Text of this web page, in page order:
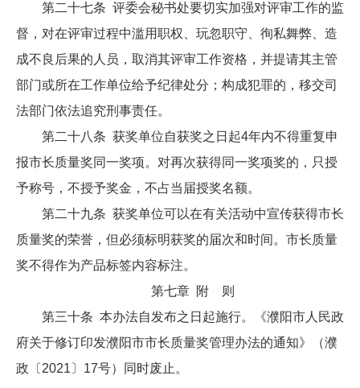
第二十七条 评委会秘书处要切实加强对评审工作的监
督，对在评审过程中滥用职权、玩忽职守、徇私舞弊、造
成不良后果的人员，取消其评审工作资格，并提请其主管
部门或所在工作单位给予纪律处分；构成犯罪的，移交司
法部门依法追究刑事责任。
第二十八条 获奖单位自获奖之日起4年内不得重复申
报市长质量奖同一奖项。对再次获得同一奖项奖的，只授
予称号，不授予奖金，不占当届授奖名额。
第二十九条 获奖单位可以在有关活动中宣传获得市长
质量奖的荣誉，但必须标明获奖的届次和时间。市长质量
奖不得作为产品标签内容标注。
第七章 附 则
第三十条 本办法自发布之日起施行。《濮阳市人民政
府关于修订印发濮阳市市长质量奖管理办法的通知》（濮
政〔2021〕17号）同时废止。